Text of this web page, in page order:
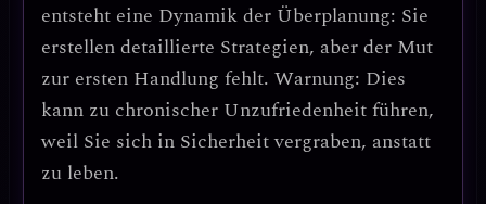
entsteht eine Dynamik der Überplanung: Sie
erstellen detaillierte Strategien, aber der Mut
zur ersten Handlung fehlt. Warnung: Dies
kann zu chronischer Unzufriedenheit führen,
weil Sie sich in Sicherheit vergraben, anstatt
zu leben.